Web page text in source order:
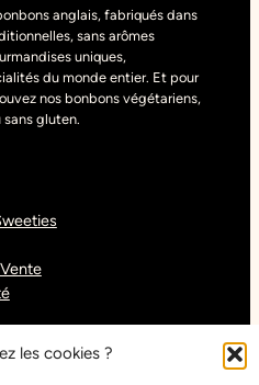
les cookies ?
anglais, fabriqués dans
sans arômes
uniques,
du monde entier. Et pour
nos bonbons végétariens,
sans gluten.